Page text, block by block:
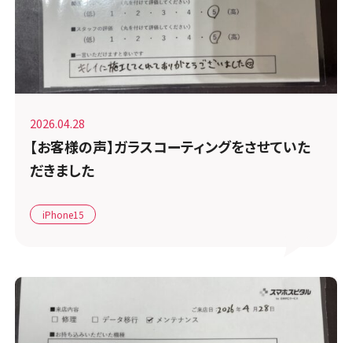
2026.04.28
【お客様の声】ガラスコーティングをさせていた
だきました
iPhone15